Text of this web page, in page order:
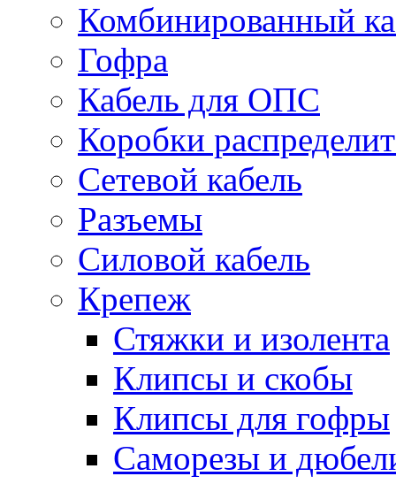
Комбинированный
Гофра
Кабель для ОПС
Коробки
Сетевой кабель
Разъемы
Силовой кабель
Крепеж
Стяжки и изолента
Клипсы и скобы
Клипсы для гофры
Саморезы и